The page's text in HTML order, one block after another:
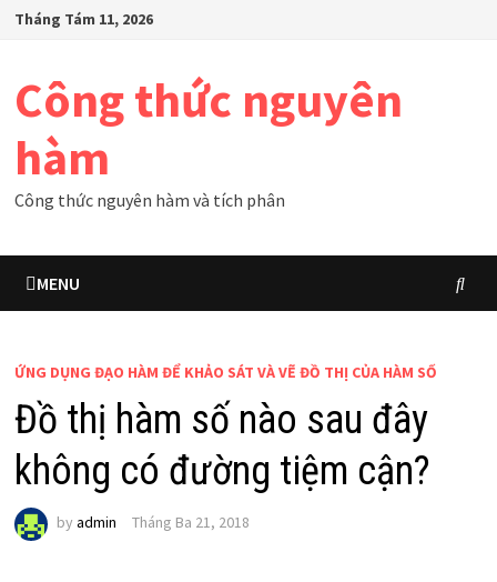
SkipTháng Tám 11, 2026
Công thức nguyên
hàm
Công thức nguyên hàm và tích phân
MENU
ỨNG DỤNG ĐẠO HÀM ĐỂ KHẢO SÁT VÀ VẼ ĐỒ THỊ CỦA HÀM SỐ
Đồ thị hàm số nào sau đây
không có đường tiệm cận?
by admin Tháng Ba 21, 2018